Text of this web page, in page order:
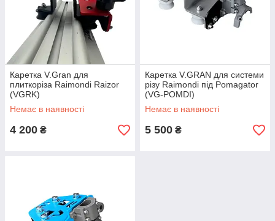
Каретка V.Gran для
плиткоріза Raimondi Raizor
(VGRK)
Немає в наявності
4 200 ₴
Каретка V.GRAN для системи
різу Raimondi під Pomagator
(VG-POMDI)
Немає в наявності
5 500 ₴